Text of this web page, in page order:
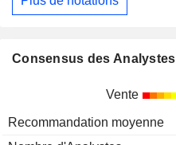
Consensus des Analystes
Vente
Recommandation moyenne